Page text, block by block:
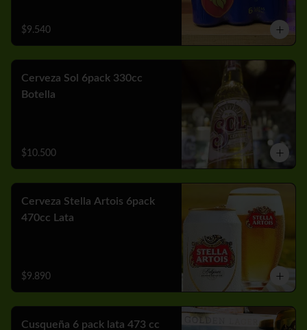
$9.540
Cerveza Sol 6pack 330cc
Botella
$10.500
Cerveza Stella Artois 6pack
470cc Lata
$9.890
Cusqueña 6 pack lata 473 cc